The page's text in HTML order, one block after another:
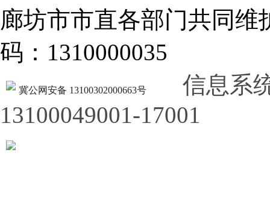
廊坊市市直各部门共同
码：1310000035
冀公网安备 13100302000663号
信息系
13100049001-17001